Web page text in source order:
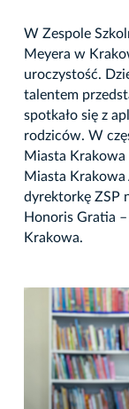
W Zespole
Meyera w
uroczystość.
talentem
spotkało się z
rodziców. W
Miasta Krakowa
Miasta Krakowa
dyrektorkę ZSP
Honoris Gratia –
Krakowa.